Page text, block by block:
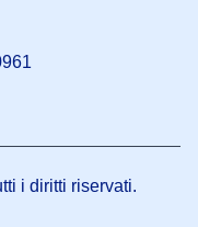
i diritti riservati.